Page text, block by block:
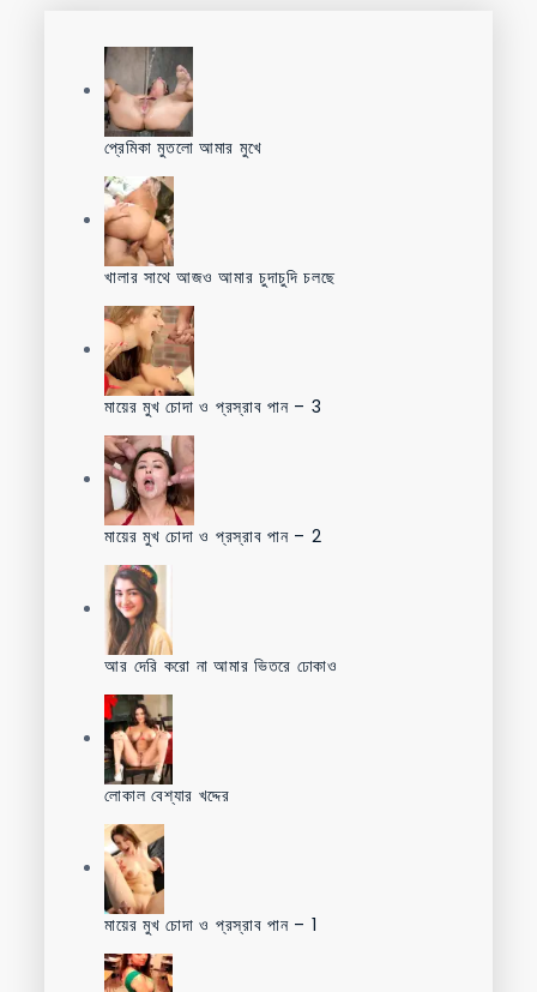
প্রেমিকা মুতলো আমার মুখে
খালার সাথে আজও আমার চুদাচুদি চলছে
মায়ের মুখ চোদা ও প্রস্রাব পান – 3
মায়ের মুখ চোদা ও প্রস্রাব পান – 2
আর দেরি করো না আমার ভিতরে ঢোকাও
লোকাল বেশ্যার খদ্দের
মায়ের মুখ চোদা ও প্রস্রাব পান – 1